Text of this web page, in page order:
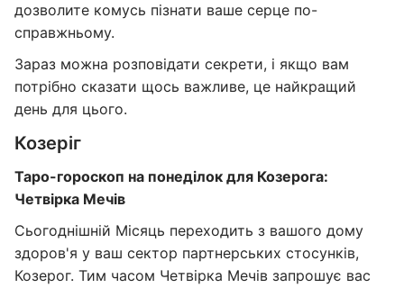
дозволите комусь пізнати ваше серце по-
справжньому.
Зараз можна розповідати секрети, і якщо вам
потрібно сказати щось важливе, це найкращий
день для цього.
Козеріг
Таро-гороскоп на понеділок для Козерога:
Четвірка Мечів
Сьогоднішній Місяць переходить з вашого дому
здоров'я у ваш сектор партнерських стосунків,
Козерог. Тим часом Четвірка Мечів запрошує вас